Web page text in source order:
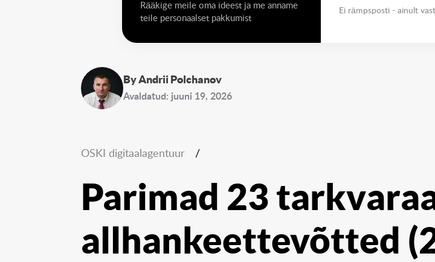
Rääkige meile oma ideest ja me anname
teile personaalset pakkumist
Ei rämpsposti - ainult
By Andrii Polchanov
Avaldatud: juuni 19, 2026
OSKI digitaalagentuur /
Parimad 23
allhankeettevõtted